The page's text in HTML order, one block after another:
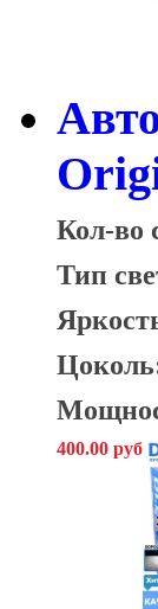
Кол-во
Тип
400.00 руб